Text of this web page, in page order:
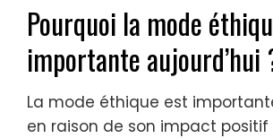
Pourquoi la mode
importante aujourd’hui
La mode éthique est
en raison de son impact positif